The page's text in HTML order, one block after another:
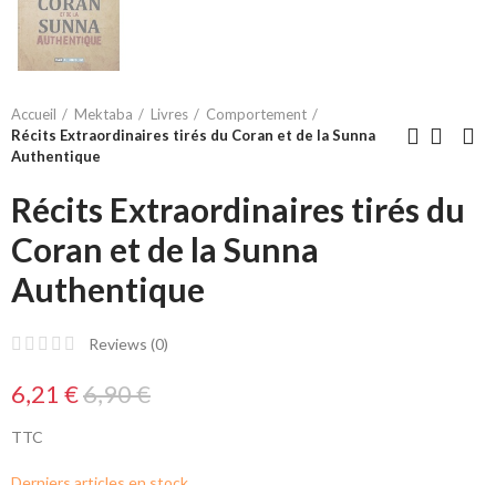
Accueil Mektaba Livres
Comportement
Récits Extraordinaires tirés du Coran et de la Sunna
Authentique
Récits Extraordinaires tirés du
Coran et de la Sunna
Authentique
Reviews (0)
6,21 €6,90 €
TTC